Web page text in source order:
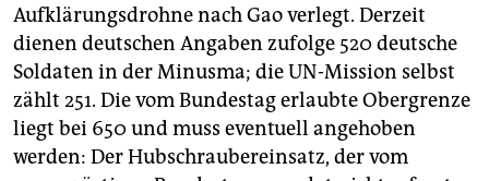
Aufklärungsdrohne nach Gao verlegt. Derzeit
dienen deutschen Angaben zufolge 520 deutsche
Soldaten in der Minusma; die UN-Mission selbst
zählt 251. Die vom Bundestag erlaubte Obergrenze
liegt bei 650 und muss eventuell angehoben
werden: Der Hubschraubereinsatz, der vom